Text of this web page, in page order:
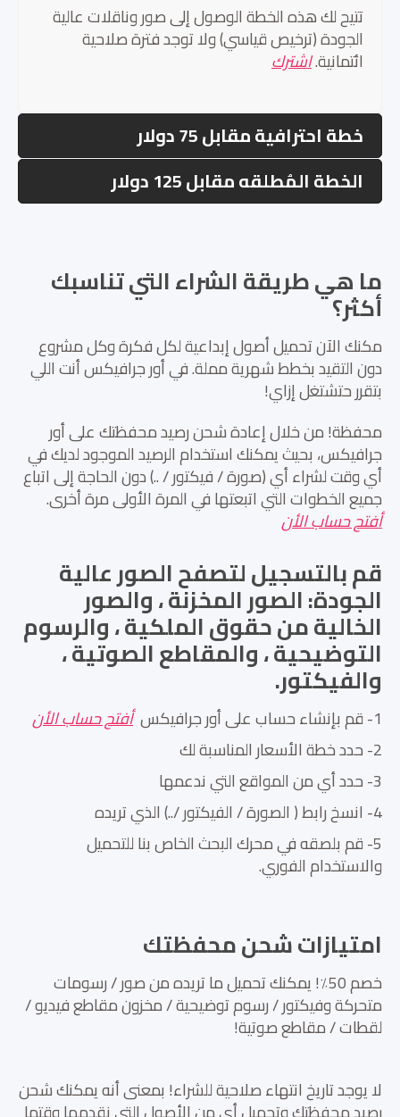
تتيح لك هذه الخطة الوصول إلى صور وناقلات عالية
الجودة (ترخيص قياسي) ولا توجد فترة صلاحية
ائتمانية.اشترك
خطة احترافية مقابل 75 دولار
الخطة المُطلقه مقابل 125 دولار
ما هي طريقة الشراء التي تناسبك
أكثر؟
مكنك الآن تحميل أصول إبداعية لكل فكرة وكل مشروع
دون التقيد بخطط شهرية مملة. في أور جرافيكس أنت اللي
بتقرر حتشتغل إزاي!
محفظة! من خلال إعادة شحن رصيد محفظتك على أور
جرافيكس، بحيث يمكنك استخدام الرصيد الموجود لديك في
أي وقت لشراء أي (صورة / فيكتور / ..) دون الحاجة إلى اتباع
جميع الخطوات التي اتبعتها في المرة الأولى مرة أخرى.
أفتح حساب الأن
قم بالتسجيل لتصفح الصور عالية
الجودة: الصور المخزنة ، والصور
الخالية من حقوق الملكية ، والرسوم
التوضيحية ، والمقاطع الصوتية ،
والفيكتور.
1- قم بإنشاء حساب على أور جرافيكس
أفتح حساب الأن
2- حدد خطة الأسعار المناسبة لك
3- حدد أي من المواقع التي ندعمها
4- انسخ رابط ( الصورة / الفيكتور /..) الذي تريده
5- قم بلصقه في محرك البحث الخاص بنا للتحميل
والاستخدام الفوري.
امتيازات شحن محفظتك
خصم 50٪! يمكنك تحميل ما تريده من صور / رسومات
متحركة وفيكتور / رسوم توضيحية / مخزون مقاطع فيديو /
لقطات / مقاطع صوتية!
لا يوجد تاريخ انتهاء صلاحية للشراء! بمعنى أنه يمكنك شحن